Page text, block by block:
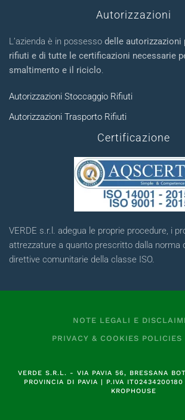
Autorizzazioni
L’azienda è in possesso delle autorizzazioni
rifiuti e di tutte le certificazioni necessarie
smaltimento e il riciclo
Autorizzazioni Stoccaggio Rifiuti
Autorizzazioni Trasporto Rifiuti
Certificazione
VERDE s.r.l. adegua le proprie procedure, i
attrezzature a quanto prescritto dalla norma
direttive comunitarie della classe ISO.
NOTE LEGALI E
PRIVACY & COOKIES POLICIES
VERDE S.R.L.
- VIA PAVIA 56, BRESSANA
PROVINCIA DI PAVIA | P.IVA IT02434200180
KROPHOUSE